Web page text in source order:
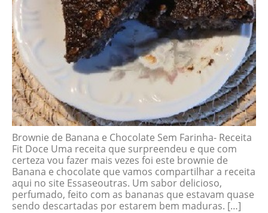
Brownie de Banana e Chocolate Sem Farinha- Receita
Fit Doce Uma receita que surpreendeu e que com
certeza vou fazer mais vezes foi este brownie de
Banana e chocolate que vamos compartilhar a receita
aqui no site Essaseoutras. Um sabor delicioso,
perfumado, feito com as bananas que estavam quase
sendo descartadas por estarem bem maduras. […]